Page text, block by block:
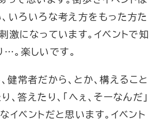
いろいろな考え方をもった方た
激になっています。イベントで知
。楽しいです。
常者だから、とか、構えること
答えたり、「へぇ、そーなんだ」
ベントだと思います。イベント